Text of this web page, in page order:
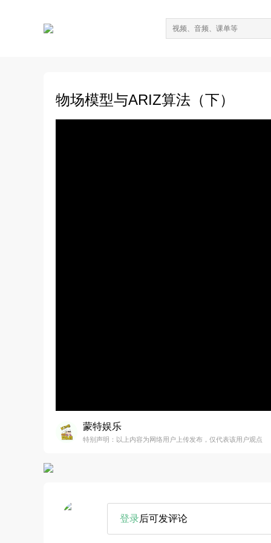
物场模型与ARIZ算法（下）
蒙特娱乐
特别声明：以上内容为网络用户上传发布，仅代表该用户观点
登录后可发评论